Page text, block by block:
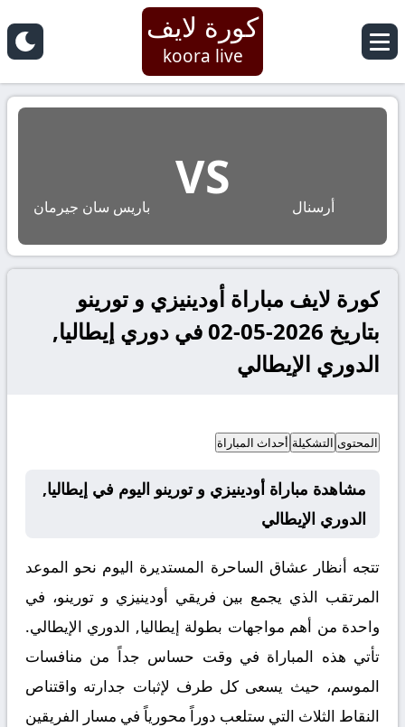
كورة لايف
koora live
أرسنال
VS
باريس سان جيرمان
كورة لايف مباراة أودينيزي و تورينو
بتاريخ 2026-05-02 في دوري إيطاليا,
الدوري الإيطالي
المحتوى التشكيلة أحداث المباراة
مشاهدة مباراة أودينيزي و تورينو اليوم في إيطاليا,
الدوري الإيطالي
تتجه أنظار عشاق الساحرة المستديرة اليوم نحو الموعد
المرتقب الذي يجمع بين فريقي أودينيزي و تورينو، في
واحدة من أهم مواجهات بطولة إيطاليا, الدوري الإيطالي.
تأتي هذه المباراة في وقت حساس جداً من منافسات
الموسم، حيث يسعى كل طرف لإثبات جدارته واقتناص
النقاط الثلاث التي ستلعب دوراً محورياً في مسار الفريقين